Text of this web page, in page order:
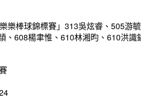
樂棒球錦標賽」313吳炫睿、505游
、608楊聿惟、610林湘昀、610洪